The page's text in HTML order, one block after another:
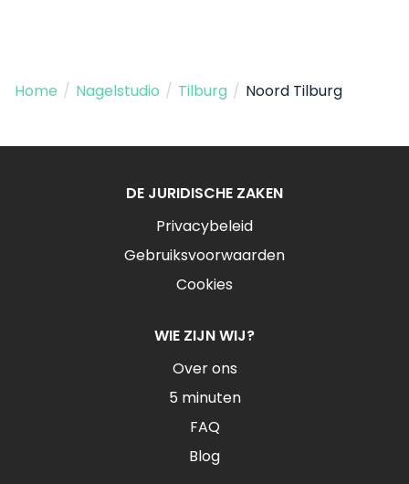
Home / Nagelstudio / Tilburg / Noord Tilburg
DE JURIDISCHE ZAKEN
Privacybeleid
Gebruiksvoorwaarden
Cookies
WIE ZIJN WIJ?
Over ons
5 minuten
FAQ
Blog